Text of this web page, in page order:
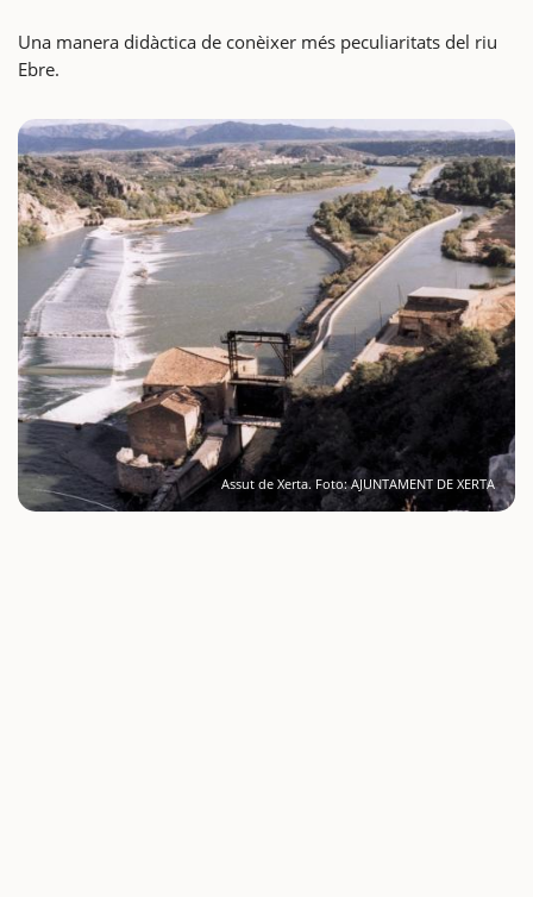
Una manera didàctica de conèixer més peculiaritats del riu
Ebre.
Assut de Xerta. Foto: AJUNTAMENT DE XERTA